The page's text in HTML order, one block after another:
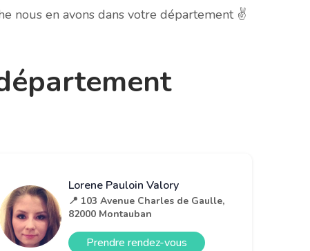
nous en avons dans votre département ✌️
Lorene Pauloin Valory
📍 103 Avenue Charles de Gaulle,
82000 Montauban
Prendre rendez-vous